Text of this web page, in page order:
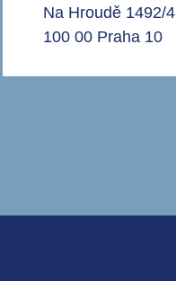
Na Hroudě 1492/4
100 00 Praha 10